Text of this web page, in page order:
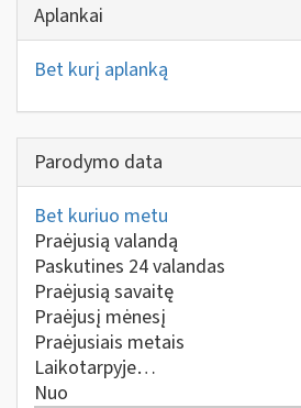
Aplankai
Bet kurį aplanką
Parodymo data
Bet kuriuo metu
Praėjusią valandą
Paskutines 24 valandas
Praėjusią savaitę
Praėjusį mėnesį
Praėjusiais metais
Laikotarpyje…
Nuo